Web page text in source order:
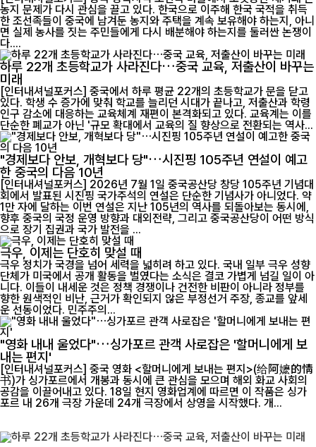
농지 문제가 다시 관심을 끌고 있다. 한국으로 이주해 한국 국적을 취득
한 조선족들이 중국에 남겨둔 농지와 주택을 계속 보유해야 하는지, 아니
면 실제 농사를 짓는 주민들에게 다시 배분해야 하는지를 둘러싼 논쟁이
다....
하루 22개 초등학교가 사라진다…중국 교육, 저출산이 바꾸는
미래
[인터내셔널포커스] 중국에서 하루 평균 22개의 초등학교가 문을 닫고
있다. 학생 수 증가에 맞춰 학교를 늘리던 시대가 끝나고, 저출산과 학령
인구 감소에 대응하는 교육체계 재편이 본격화되고 있다. 교육계는 이를
단순한 폐교가 아닌 '규모 확대에서 교육의 질 향상으로 전환되는 역사...
"경제보다 안보, 개혁보다 당"…시진핑 105주년 연설이 예고
한 중국의 다음 10년
[인터내셔널포커스] 2026년 7월 1일 중국공산당 창당 105주년 기념대
회에서 발표된 시진핑 국가주석의 연설은 단순한 기념사가 아니었다. 약
1만 자에 달하는 이번 연설은 지난 105년의 역사를 되돌아보는 동시에,
향후 중국의 국정 운영 방향과 대외전략, 그리고 중국공산당이 어떤 방식
으로 장기 집권과 국가 발전을 ...
극우, 이제는 단호히 맞설 때
극우 정치가 국경을 넘어 세력을 넓히려 하고 있다. 국내 일부 극우 성향
단체가 미국에서 공개 활동을 벌였다는 소식은 결코 가볍게 넘길 일이 아
니다. 이들이 내세운 것은 정책 경쟁이나 건전한 비판이 아니라 정부를
향한 원색적인 비난, 근거가 확인되지 않은 부정선거 주장, 종교를 앞세
운 선동이었다. 민주주의...
"영화 내내 울었다"…싱가포르 관객 사로잡은 '할머니에게 보
내는 편지'
[인터내셔널포커스] 중국 영화 <할머니에게 보내는 편지>(给阿嬷的情
书)가 싱가포르에서 개봉과 동시에 큰 관심을 모으며 해외 화교 사회의
공감을 이끌어내고 있다. 18일 현지 영화업계에 따르면 이 작품은 싱가
포르 내 26개 극장 가운데 24개 극장에서 상영을 시작했다. 개...